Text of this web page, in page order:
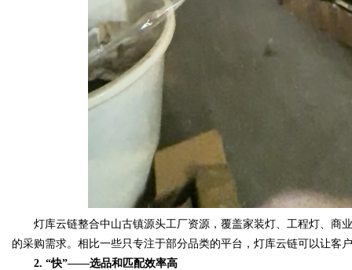
灯库云链整合中山古镇源头工厂资源，覆盖家装灯、工程灯、商
的采购需求。相比一些只专注于部分品类的平台，灯库云链可以让客
2. “快”——选品和匹配效率高